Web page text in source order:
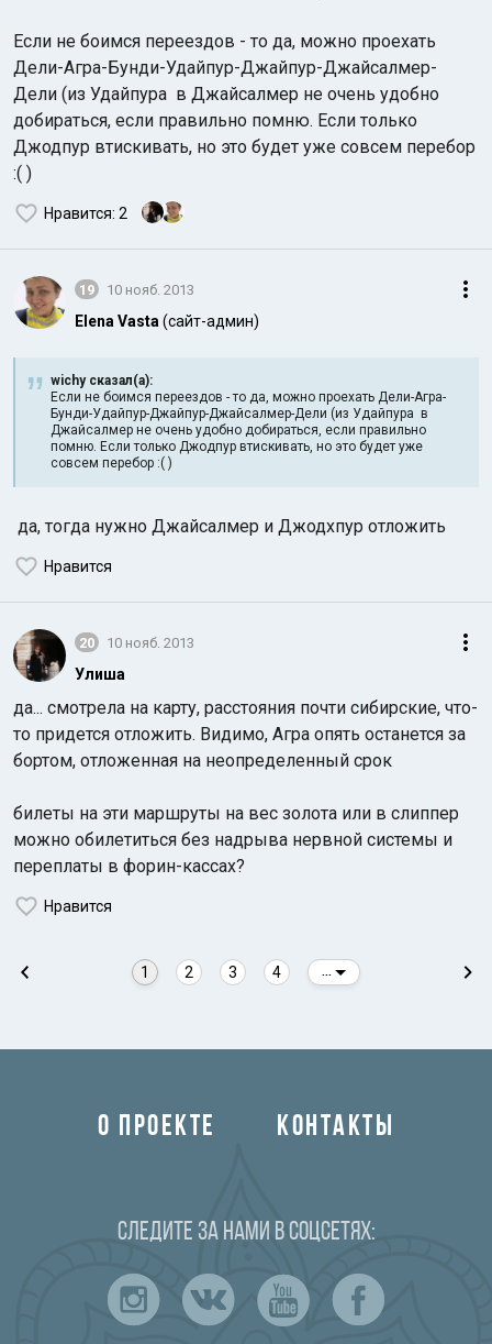
Если не боимся переездов - то да, можно проехать
Дели-Агра-Бунди-Удайпур-Джайпур-Джайсалмер-
Дели (из Удайпура в Джайсалмер не очень удобно
добираться, если правильно помню. Если только
Джодпур втискивать, но это будет уже совсем перебор
:( )
Нравится: 2
19 10 нояб. 2013
Elena Vasta (сайт-админ)
wichy сказал(а):
Если не боимся переездов - то да, можно проехать Дели-Агра-
Бунди-Удайпур-Джайпур-Джайсалмер-Дели (из Удайпура в
Джайсалмер не очень удобно добираться, если правильно
помню. Если только Джодпур втискивать, но это будет уже
совсем перебор :( )
да, тогда нужно Джайсалмер и Джодхпур отложить
Нравится
20 10 нояб. 2013
Улиша
да... смотрела на карту, расстояния почти сибирские, что-
то придется отложить. Видимо, Агра опять останется за
бортом, отложенная на неопределенный срок
билеты на эти маршруты на вес золота или в слиппер
можно обилетиться без надрыва нервной системы и
переплаты в форин-кассах?
Нравится
1 2 3 4
О ПРОЕКТЕ КОНТАКТЫ
Следите за нами в соцсетях: